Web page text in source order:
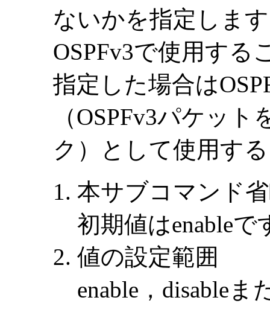
ないかを指定しま
OSPFv3で使用する
指定した場合は
（OSPFv3パケッ
ク）として使用す
本サブコマンド
初期値はenableで
値の設定範囲
enable，disableま